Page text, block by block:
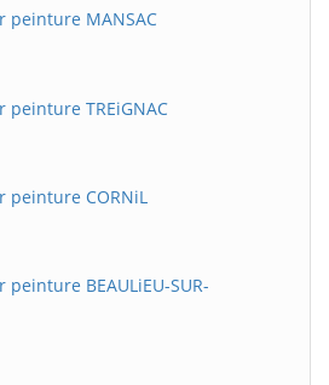
peinture MANSAC
TREiGNAC
CORNiL
BEAULiEU-SUR-